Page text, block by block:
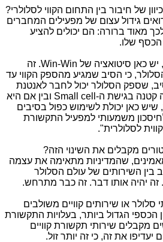
של חיבור בין התחום הקווי לסלולרי?
גידול עצום של מפעילים המחברים
מאוד ברורה: הם יכולים להציע
הכסף שלו.
כאן סיטואציה של Win-Win. זה
כי הסיב שמגיע מהספק הקווי עד
שספק הסלולר יכול לחבר לאנטנת
קטנה בגישת ה- Small cell ובין אם היא
שיש כאן יכולת לשימוש כפול בסיבים
משמעותי למפעיל התקשורת
לסלולרית".
מקבלים את השינוי הזה?
שהמדיניות מתאימה את עצמה
בין השירותים של עולם הסלולר
זה יהיה אותו דבר. זה כבר מתרחש.
סלולר או שירותים קוויים משולבים
הגדול ביותר, בעלויות התקשורת
מקבלים שירותי תקשורת קוויים
את זה, כי זה יותר זול.